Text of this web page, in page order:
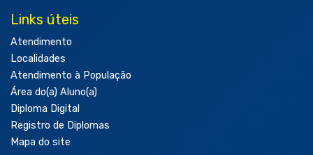
Links úteis
Atendimento
Localidades
Atendimento à População
Área do(a) Aluno(a)
Diploma Digital
Registro de Diplomas
Mapa do site